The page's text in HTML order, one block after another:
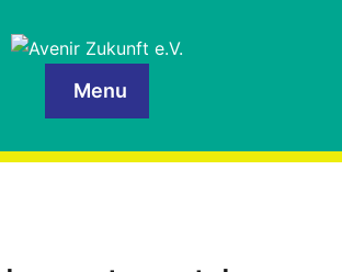
Menu